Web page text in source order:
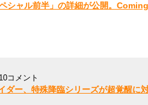
シャル前半」の詳細が公開。
10コメント
ダー、特殊降臨シリーズが超覚醒に